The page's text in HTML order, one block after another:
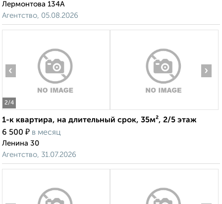
Лермонтова 134А
Агентство, 05.08.2026
2/4
‹ ›
1-к квартира, на длительный срок, 35м², 2/5 этаж
6 500 ₽ в месяц
Ленина 30
Агентство, 31.07.2026